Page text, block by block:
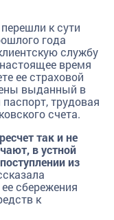
к сути
года
службу
время
ее страховой
выданный в
трудовая
счета.
так и не
в устной
из
сбережения
к